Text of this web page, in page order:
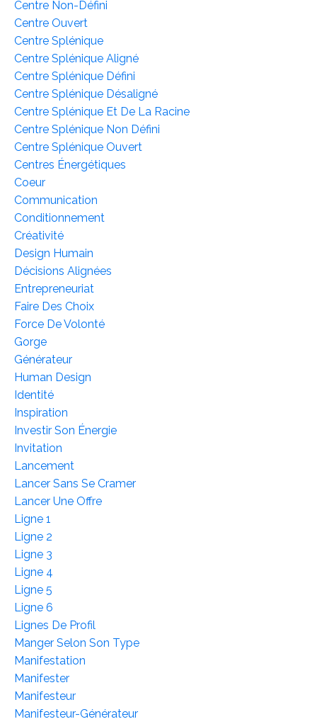
Centre Non-Défini
Centre Ouvert
Centre Splénique
Centre Splénique Aligné
Centre Splénique Défini
Centre Splénique Désaligné
Centre Splénique Et De La Racine
Centre Splénique Non Défini
Centre Splénique Ouvert
Centres Énergétiques
Coeur
Communication
Conditionnement
Créativité
Design Humain
Décisions Alignées
Entrepreneuriat
Faire Des Choix
Force De Volonté
Gorge
Générateur
Human Design
Identité
Inspiration
Investir Son Énergie
Invitation
Lancement
Lancer Sans Se Cramer
Lancer Une Offre
Ligne 1
Ligne 2
Ligne 3
Ligne 4
Ligne 5
Ligne 6
Lignes De Profil
Manger Selon Son Type
Manifestation
Manifester
Manifesteur
Manifesteur-Générateur